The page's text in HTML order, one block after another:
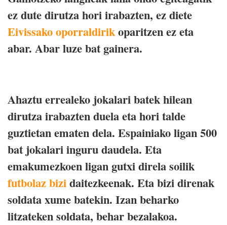
ez dute dirutza hori irabazten, ez diete
Eivissako oporraldirikoparitzen ez eta
abar. Abar luze bat gainera.
Ahaztu errealeko jokalari batek hilean
dirutza irabazten duela eta hori talde
guztietan ematen dela. Espainiako ligan 500
bat jokalari inguru daudela. Eta
emakumezkoen ligan gutxi direla soilik
futbolaz bizidaitezkeenak. Eta bizi direnak
soldata xume batekin. Izan beharko
litzateken soldata, behar bezalakoa.